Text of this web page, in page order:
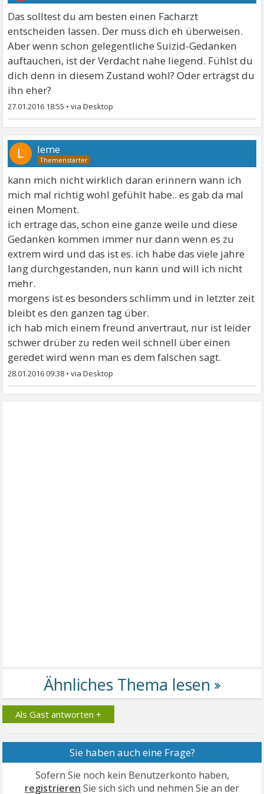
Das solltest du am besten einen Facharzt
entscheiden lassen. Der muss dich eh überweisen.
Aber wenn schon gelegentliche Suizid-Gedanken
auftauchen, ist der Verdacht nahe liegend. Fühlst du
dich denn in diesem Zustand wohl? Oder erträgst du
ihn eher?
27.01.2016 18:55 •
L leme
kann mich nicht wirklich daran erinnern wann ich
mich mal richtig wohl gefühlt habe.. es gab da mal
einen Moment.
ich ertrage das, schon eine ganze weile und diese
Gedanken kommen immer nur dann wenn es zu
extrem wird und das ist es. ich habe das viele jahre
lang durchgestanden, nun kann und will ich nicht
mehr.
morgens ist es besonders schlimm und in letzter zeit
bleibt es den ganzen tag über.
ich hab mich einem freund anvertraut, nur ist leider
schwer drüber zu reden weil schnell über einen
geredet wird wenn man es dem falschen sagt.
28.01.2016 09:38 •
Als Gast antworten +
Sie haben auch eine Frage?
Sofern Sie noch kein Benutzerkonto haben,
registrieren Sie sich sich und nehmen Sie an der